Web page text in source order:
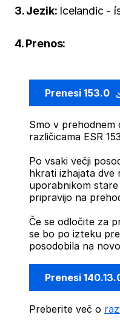
3. Jezik: Icelandic -
4. Prenos:
Prenesi 153.0
Smo v prehodnem
različicama ESR
Po vsaki večji
hkrati izhajata dve
uporabnikom
pripravijo na
Če se odločite za
se bo po izteku
posodobila na
Prenesi
Preberite več o